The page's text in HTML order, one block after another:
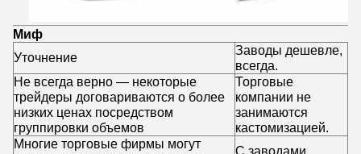
Миф
Уточнение
Заводы дешевле,
всегда.
Не всегда верно — некоторые
трейдеры договариваются о более
низких ценах посредством
группировки объемов
Торговые
компании не
занимаются
кастомизацией.
Многие торговые фирмы могут
С заводами